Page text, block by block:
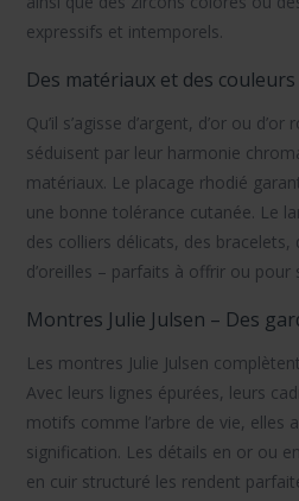
expressifs et intemporels.
Des matériaux et des
Qu’il s’agisse d’argent, d’or ou d’or
séduisent par leur harmonie
matériaux. Le placage rhodié
une bonne tolérance cutanée. Le
des colliers délicats, des
d’oreilles – parfaits à offrir ou pour
Montres Julie Julsen – Des
Les montres Julie Julsen
Avec leurs lignes épurées, leurs
motifs comme l’arbre de vie, elles
signification. Les détails en or ou
en cuir structuré les rendent